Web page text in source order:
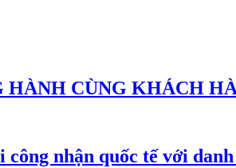
HÀNH CÙNG KHÁCH
nhận quốc tế với